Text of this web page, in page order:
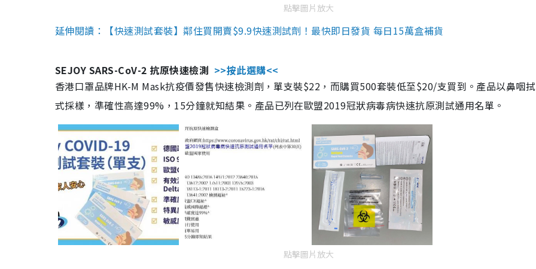
點擊圖片放大
延伸閱讀：【快速測試套裝】鄰住買開賣$9.9快速測試劑！最快即日發貨 每日15萬盒補貨
SEJOY SARS-CoV-2 抗原快速檢測 >>按此選購<<
香港口罩品牌HK-M Mask抗疫價發售快速檢測劑，單支裝$22，而購買500套裝低至$20/支買到。產品以鼻咽
式採樣，準確性高達99%，15分鐘就知結果。產品已列在歐盟2019冠狀病毒病快速抗原測試通用名單。
點擊圖片放大